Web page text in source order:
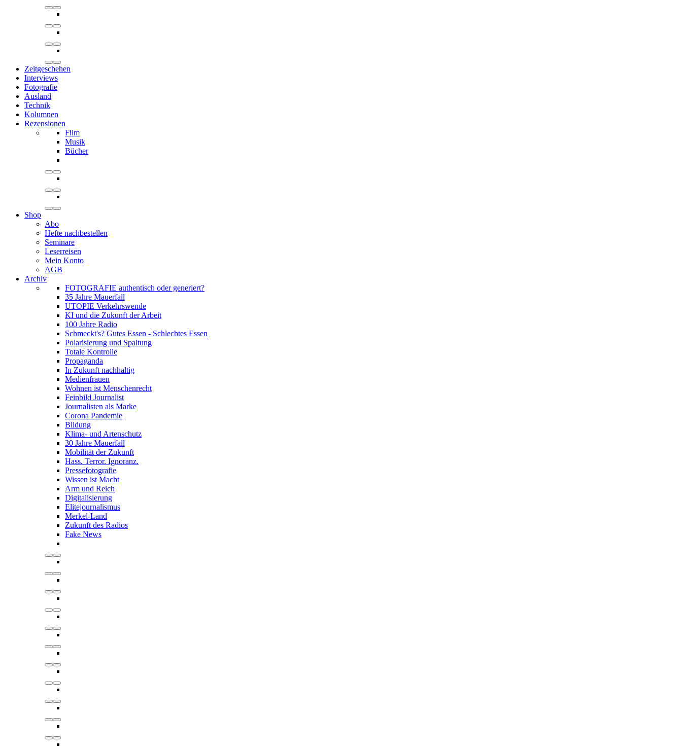
Zeitgeschehen
Interviews
Fotografie
Ausland
Technik
Kolumnen
Rezensionen
Film
Musik
Bücher
Shop
Abo
Hefte nachbestellen
Seminare
Leserreisen
Mein Konto
AGB
Archiv
FOTOGRAFIE authentisch oder generiert?
35 Jahre Mauerfall
UTOPIE Verkehrswende
KI und die Zukunft der Arbeit
100 Jahre Radio
Schmeckt's? Gutes Essen - Schlechtes Essen
Polarisierung und Spaltung
Totale Kontrolle
Propaganda
In Zukunft nachhaltig
Medienfrauen
Wohnen ist Menschenrecht
Feinbild Journalist
Journalisten als Marke
Corona Pandemie
Bildung
Klima- und Artenschutz
30 Jahre Mauerfall
Mobilität der Zukunft
Hass. Terror. Ignoranz.
Pressefotografie
Wissen ist Macht
Arm und Reich
Digitalisierung
Elitejournalismus
Merkel-Land
Zukunft des Radios
Fake News